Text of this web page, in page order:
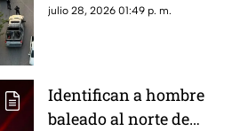
teléfonos celulares y un equipo
julio 28, 2026 01:49 p. m.
Identifican a hombre
baleado al norte de